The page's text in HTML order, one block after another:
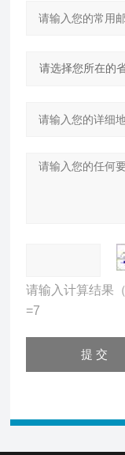
请输入计算结果
=7